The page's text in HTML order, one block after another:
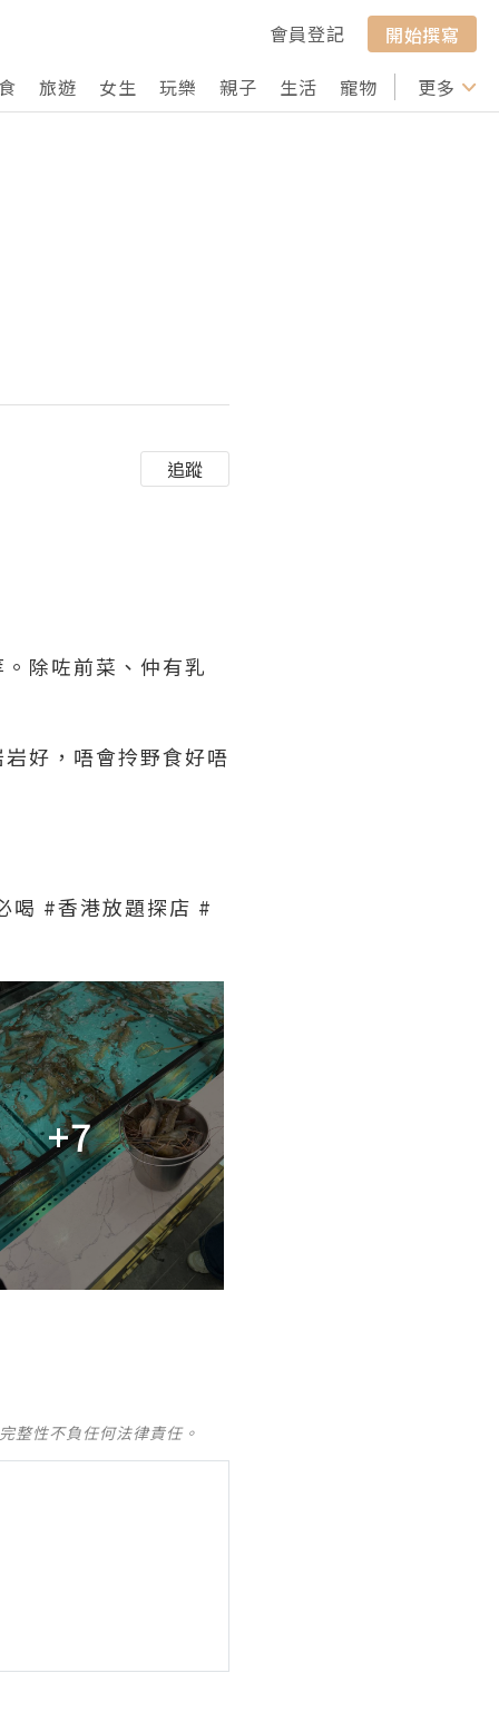
會員登記
開始撰寫
旅遊 女生 玩樂 親子 生活 寵物 行山 打卡
更多
追蹤
除咗前菜、仲有乳
好，唔會拎野食好唔
喝 #香港放題探店 #
+7
整性不負任何法律責任。